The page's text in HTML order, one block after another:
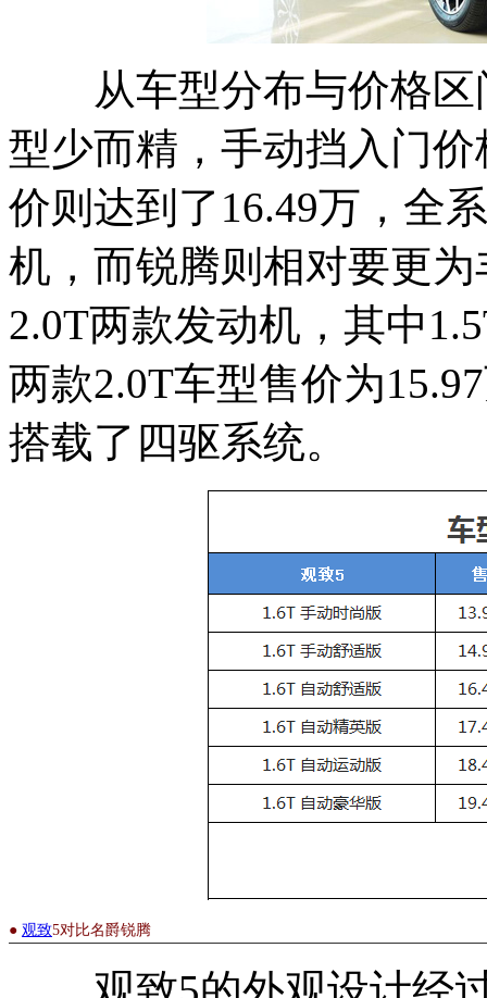
从车型分布与价格区
型少而精，手动挡入门
价则达到了16.49万，全
机，而锐腾则相对要更
2.0T两款发动机，其中
两款2.0T车型售价为
搭载了四驱系统。
● 观致5对比名爵锐腾